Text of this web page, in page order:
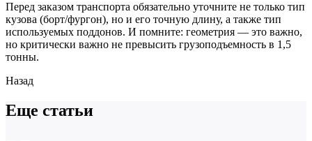
Перед заказом транспорта обязательно уточните не только тип
кузова (борт/фургон), но и его точную длину, а также тип
используемых поддонов. И помните: геометрия — это важно,
но критически важно не превысить грузоподъемность в 1,5
тонны.
Назад
Еще статьи